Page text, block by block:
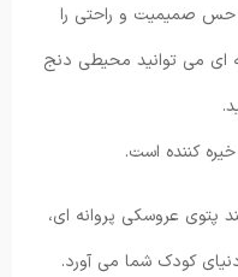
صمیمیت و راحتی را
ای می توانید محیطی دنج
کننده است.
پتوی عروسکی پروانه ای،
کودک شما می آورد.